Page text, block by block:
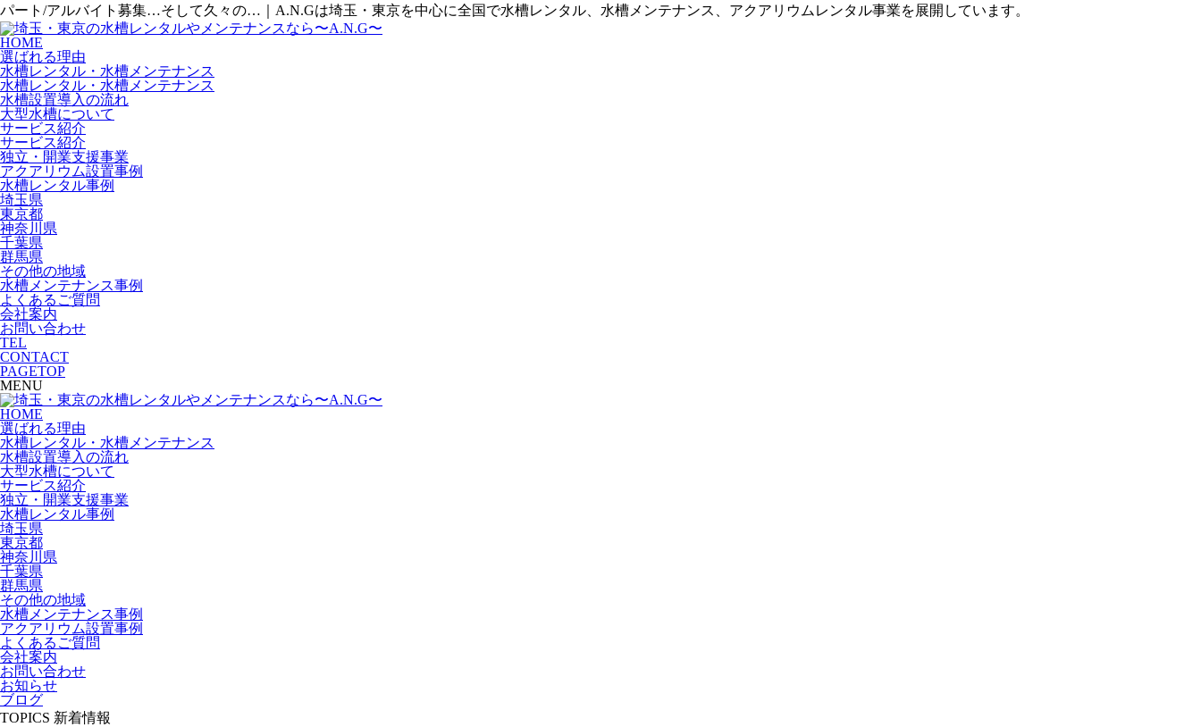
パート/アルバイト募集…そして久々の…｜A.N.Gは埼玉・東京を中心に全国で水槽レンタル、水槽メンテナンス、アクアリウムレンタル事業を展開しています。
HOME
選ばれる理由
水槽レンタル・水槽メンテナンス
水槽レンタル・水槽メンテナンス
水槽設置導入の流れ
大型水槽について
サービス紹介
サービス紹介
独立・開業支援事業
アクアリウム設置事例
水槽レンタル事例
埼玉県
東京都
神奈川県
千葉県
群馬県
その他の地域
水槽メンテナンス事例
よくあるご質問
会社案内
お問い合わせ
TEL
CONTACT
PAGETOP
MENU
HOME
選ばれる理由
水槽レンタル・水槽メンテナンス
水槽設置導入の流れ
大型水槽について
サービス紹介
独立・開業支援事業
水槽レンタル事例
埼玉県
東京都
神奈川県
千葉県
群馬県
その他の地域
水槽メンテナンス事例
アクアリウム設置事例
よくあるご質問
会社案内
お問い合わせ
お知らせ
ブログ
TOPICS 新着情報